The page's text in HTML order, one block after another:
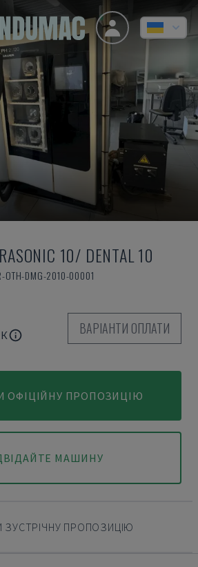
10/ DENTAL 10
OTH-DMG-2010-00001
ВАРІАНТИ ОПЛАТИ
ОФІЦІЙНУ ПРОПОЗИЦІЮ
МАШИНУ
ЗУСТРІЧНУ ПРОПОЗИЦІЮ